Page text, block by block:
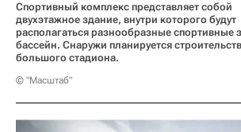
Спортивный комплекс представляет собой
двухэтажное здание, внутри которого будут
располагаться разнообразные спортивные
бассейн. Снаружи планируется
большого стадиона.
© "Масштаб"